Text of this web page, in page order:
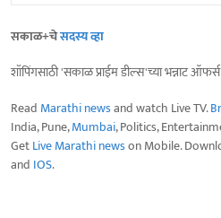
सकाळ+चेसदस्य व्हा
शॉपिंगसाठी 'सकाळ प्राईम डील्स'च्या भन्नाट
Read Marathi newsand watch Live TV.
India, Pune,Mumbai, Politics,
GetLive Marathi newson Mobile.
and IOS.